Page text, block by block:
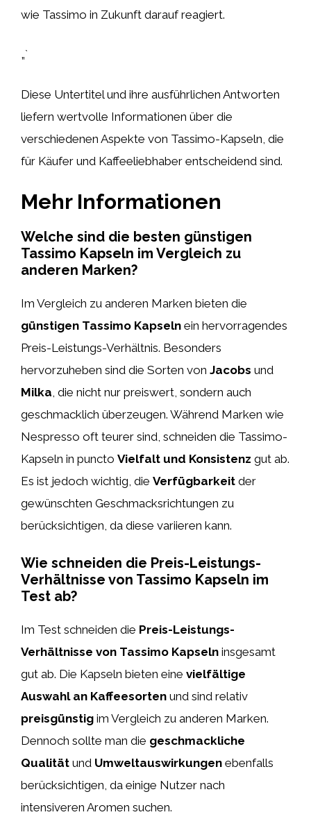
wie Tassimo in Zukunft darauf reagiert.
„`
Diese Untertitel und ihre ausführlichen Antworten
liefern wertvolle Informationen über die
verschiedenen Aspekte von Tassimo-Kapseln, die
für Käufer und Kaffeeliebhaber entscheidend sind.
Mehr Informationen
Welche sind die besten günstigen
Tassimo Kapseln im Vergleich zu
anderen Marken?
Im Vergleich zu anderen Marken bieten die
günstigen Tassimo Kapseln ein hervorragendes
Preis-Leistungs-Verhältnis. Besonders
hervorzuheben sind die Sorten von Jacobs und
Milka, die nicht nur preiswert, sondern auch
geschmacklich überzeugen. Während Marken wie
Nespresso oft teurer sind, schneiden die Tassimo-
Kapseln in puncto Vielfalt und Konsistenz gut ab.
Es ist jedoch wichtig, die Verfügbarkeit der
gewünschten Geschmacksrichtungen zu
berücksichtigen, da diese variieren kann.
Wie schneiden die Preis-Leistungs-
Verhältnisse von Tassimo Kapseln im
Test ab?
Im Test schneiden die Preis-Leistungs-
Verhältnisse von Tassimo Kapseln insgesamt
gut ab. Die Kapseln bieten eine vielfältige
Auswahl an Kaffeesorten und sind relativ
preisgünstig im Vergleich zu anderen Marken.
Dennoch sollte man die geschmackliche
Qualität und Umweltauswirkungen ebenfalls
berücksichtigen, da einige Nutzer nach
intensiveren Aromen suchen.